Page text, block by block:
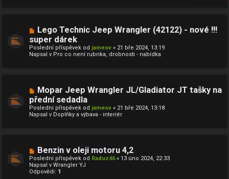
e
k
N
o
v
ý
p
ě
e
k
Lego Technic Jeep Wrangler (42122) - nové !!!
super dárek
Poslední příspěvek od jamesv « 21 bře 2024, 13:19
Napsal v Pro co není rubrika, drobnosti - nabídka
N
o
v
ý
p
ě
e
k
Mopar Jeep Wrangler JL/Gladiator JT tašky na
přední sedadla
Poslední příspěvek od jamesv « 21 bře 2024, 13:18
Napsal v Doplňky a výbava - interiér
N
o
v
ý
p
Benzin v oleji motoru 4,2
Poslední příspěvek od Raduz46« 13 úno 2024, 22:33
Napsal v Wrangler YJ
Odpovědi: 1